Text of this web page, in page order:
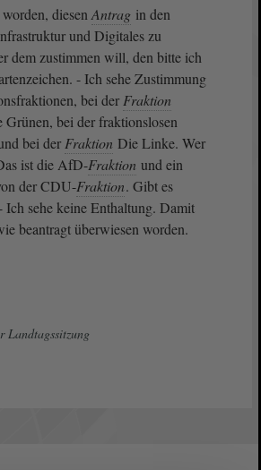
diesen Antrag in den
und Digitales zu
dem zustimmen will, den bitte ich
- Ich sehe Zustimmung
bei der Fraktion
bei der fraktionslosen
bei der Fraktion Die Linke. Wer
ist die AfD-Fraktion und ein
der CDU-Fraktion. Gibt es
Ich sehe keine Enthaltung. Damit
beantragt überwiesen worden.
Landtagssitzung